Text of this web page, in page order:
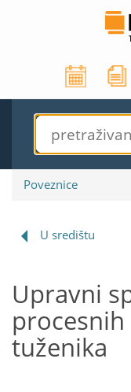
Poveznice
U središtu
Upravni
tuženika